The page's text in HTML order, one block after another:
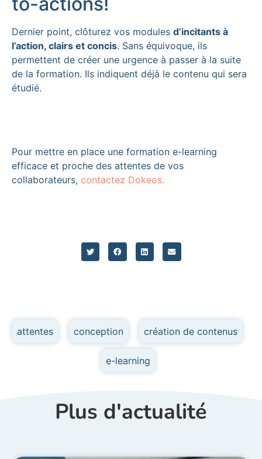
Dernier point, clôturez vos modules d’incitants à
l’action, clairs et concis. Sans équivoque, ils
permettent de créer une urgence à passer à la suite
de la formation. Ils indiquent déjà le contenu qui sera
étudié.
Pour mettre en place une formation e-learning
efficace et proche des attentes de vos
collaborateurs, contactez Dokeos.
attentes conception création de contenus
e-learning
Plus d'actualité